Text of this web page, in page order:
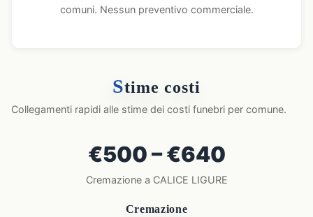
comuni. Nessun preventivo commerciale.
Stime costi
Collegamenti rapidi alle stime dei costi funebri per comune.
€500 – €640
Cremazione a CALICE LIGURE
Cremazione